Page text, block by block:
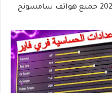
إعدادات الحساسية فري فاير 2026 جميع هواتف سامسونج